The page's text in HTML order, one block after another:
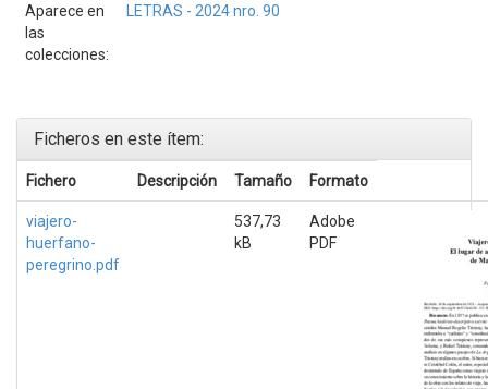
Aparece en
las
colecciones:
LETRAS - 2024 nro. 90
Ficheros en este ítem:
Fichero Descripción Tamaño Formato
viajero-
huerfano-
peregrino.pdf
537,73
kB
Adobe
PDF